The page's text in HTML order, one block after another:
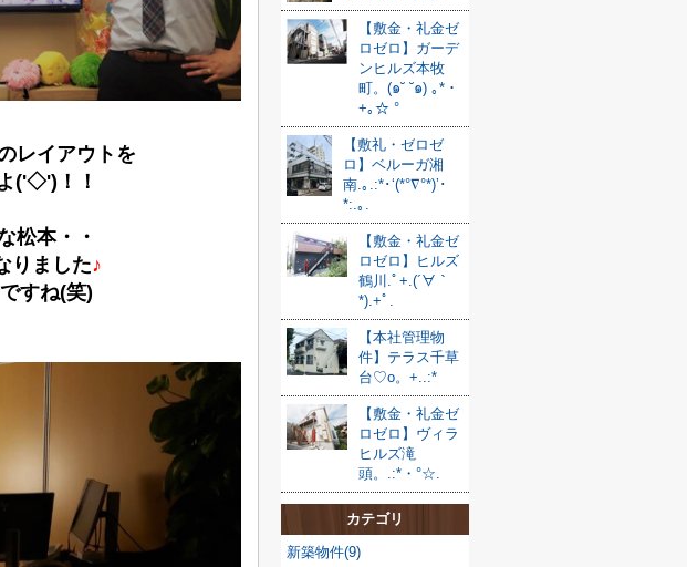
レイアウトを
('◇')！！
松本・・
りました♪
すね(笑)
【敷金・礼金ゼ
ロゼロ】ガーデ
ンヒルズ本牧
町。(๑˘ ˘๑) ｡*・
+｡☆ °
【敷礼・ゼロゼ
ロ】ベルーガ湘
南.｡.:*･‘(*°∇°*)’･
*:.｡.
【敷金・礼金ゼ
ロゼロ】ヒルズ
鶴川.ﾟ+.(´∀｀
*).+ﾟ.
【本社管理物
件】テラス千草
台♡o。+..:*
【敷金・礼金ゼ
ロゼロ】ヴィラ
ヒルズ滝
頭。.:*・°☆.
カテゴリ
新築物件(9)